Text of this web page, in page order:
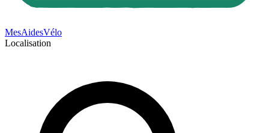
MesAidesVélo
Localisation